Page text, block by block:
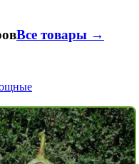
Все товары →